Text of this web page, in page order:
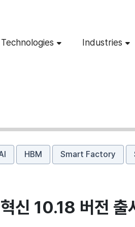
Technologies Industries
HBM Smart Factory
신 10.18 버전 출